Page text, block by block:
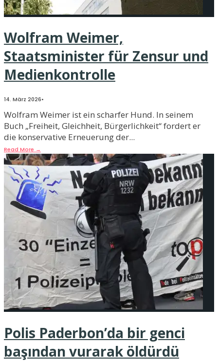
Wolfram Weimer,
Staatsminister für Zensur und
Medienkontrolle
14. März 2026•
Wolfram Weimer ist ein scharfer Hund. In seinem
Buch „Freiheit, Gleichheit, Bürgerlichkeit“ fordert er
die konservative Erneuerung der...
Read More →
Polis Paderbon’da bir genci
başından vurarak öldürdü